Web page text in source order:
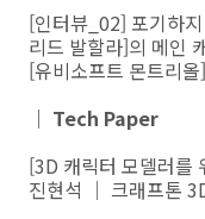
[인터뷰_02] 포기하
리드 발할라]의 메인
[유비소프트 몬트리
｜ Tech Paper
[3D 캐릭터 모델러를
진현석 ｜ 크래프톤